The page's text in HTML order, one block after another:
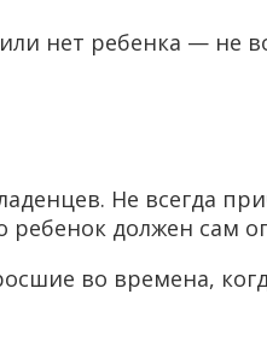
нет ребенка — не
Не всегда
должен сам
во времена,